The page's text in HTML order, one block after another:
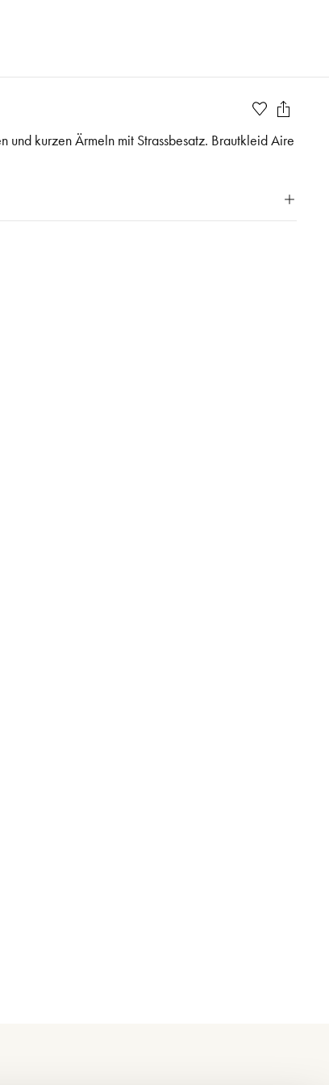
kurzen Ärmeln mit Strassbesatz. Brautkleid Aire